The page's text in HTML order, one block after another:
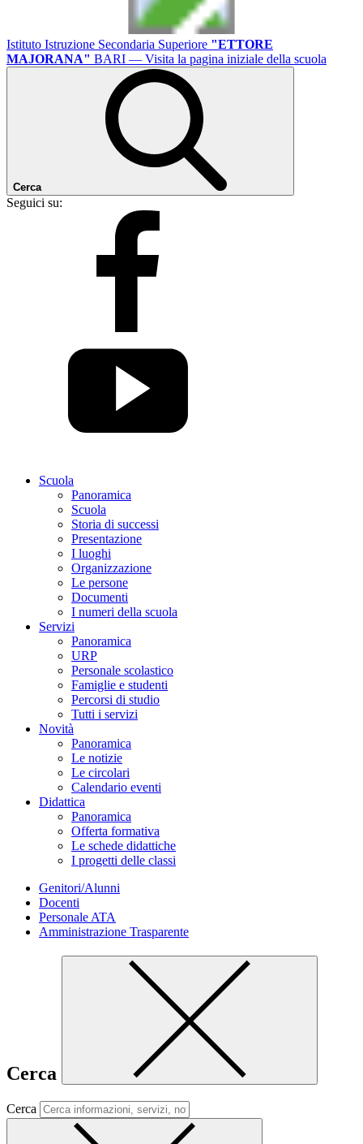
Istituto Istruzione Secondaria Superiore "ETTORE
MAJORANA" BARI — Visita la pagina iniziale della scuola
Cerca
Seguici su:
Scuola
Panoramica
Scuola
Storia di successi
Presentazione
I luoghi
Organizzazione
Le persone
Documenti
I numeri della scuola
Servizi
Panoramica
URP
Personale scolastico
Famiglie e studenti
Percorsi di studio
Tutti i servizi
Novità
Panoramica
Le notizie
Le circolari
Calendario eventi
Didattica
Panoramica
Offerta formativa
Le schede didattiche
I progetti delle classi
Genitori/Alunni
Docenti
Personale ATA
Amministrazione Trasparente
Cerca
Cerca